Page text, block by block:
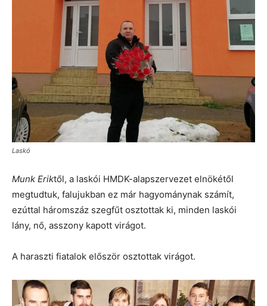
Laskó
Munk Eriktől, a laskói HMDK-alapszervezet elnökétől
megtudtuk, falujukban ez már hagyománynak számít,
ezúttal háromszáz szegfűt osztottak ki, minden laskói
lány, nő, asszony kapott virágot.
A haraszti fiatalok először osztottak virágot.